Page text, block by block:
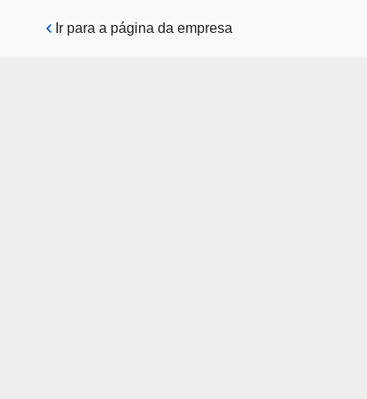
Pular para o conteúdo principal
Ir para a página da empresa